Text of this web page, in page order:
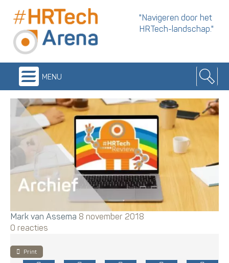
"Navigeren door het
HRTech-landschap."
menu
Mark van Assema 8 november 2018
0 reacties
Print